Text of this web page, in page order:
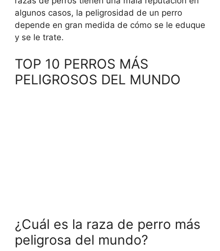
algunos casos, la peligrosidad de un perro
depende en gran medida de cómo se le eduque
y se le trate.
TOP 10 PERROS MÁS
PELIGROSOS DEL MUNDO
¿Cuál es la raza de perro más
peligrosa del mundo?